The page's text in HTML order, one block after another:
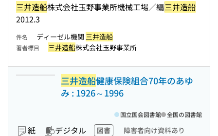
三井造船株式会社玉野事業所機械工場／編三井造船
2012.3
件名 ディーゼル機関 三井造船
著者標目 三井造船株式会社玉野事業所
三井造船健康保険組合70年のあゆ
み : 1926～1996
紙 デジタル 図書 障害者向け資料あり
国立国会図書館 全国の図書館